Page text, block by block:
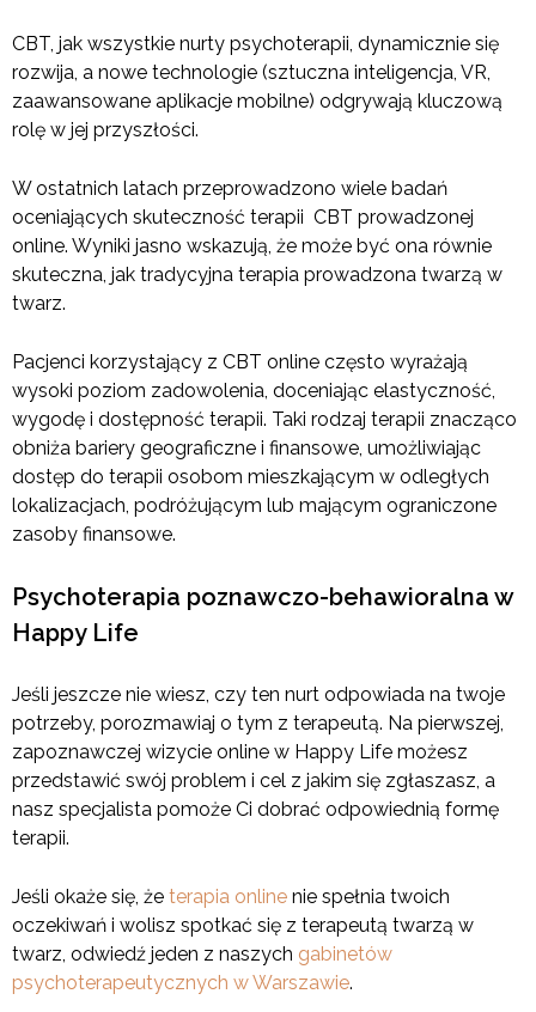
CBT, jak wszystkie nurty psychoterapii, dynamicznie się
rozwija, a nowe technologie (sztuczna inteligencja, VR,
zaawansowane aplikacje mobilne) odgrywają kluczową
rolę w jej przyszłości.
W ostatnich latach przeprowadzono wiele badań
oceniających skuteczność terapii CBT prowadzonej
online. Wyniki jasno wskazują, że może być ona równie
skuteczna, jak tradycyjna terapia prowadzona twarzą w
twarz.
Pacjenci korzystający z CBT online często wyrażają
wysoki poziom zadowolenia, doceniając elastyczność,
wygodę i dostępność terapii. Taki rodzaj terapii znacząco
obniża bariery geograficzne i finansowe, umożliwiając
dostęp do terapii osobom mieszkającym w odległych
lokalizacjach, podróżującym lub mającym ograniczone
zasoby finansowe.
Psychoterapia poznawczo-behawioralna w
Happy Life
Jeśli jeszcze nie wiesz, czy ten nurt odpowiada na twoje
potrzeby, porozmawiaj o tym z terapeutą. Na pierwszej,
zapoznawczej wizycie online w Happy Life możesz
przedstawić swój problem i cel z jakim się zgłaszasz, a
nasz specjalista pomoże Ci dobrać odpowiednią formę
terapii.
Jeśli okaże się, że terapia online nie spełnia twoich
oczekiwań i wolisz spotkać się z terapeutą twarzą w
twarz, odwiedź jeden z naszych gabinetów
psychoterapeutycznych w Warszawie.